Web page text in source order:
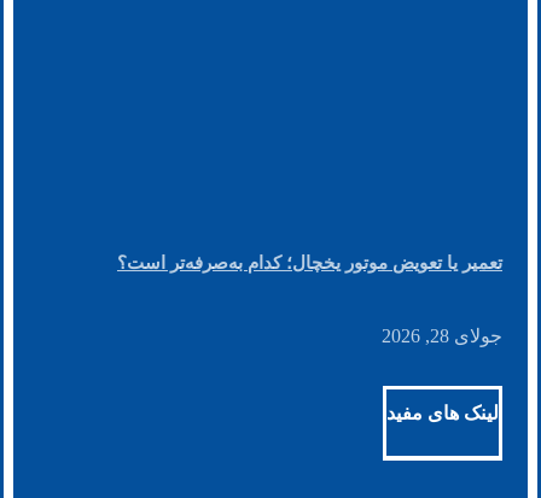
تعمیر یا تعویض موتور یخچال؛ کدام به‌صرفه‌تر است؟
جولای 28, 2026
لینک های مفید